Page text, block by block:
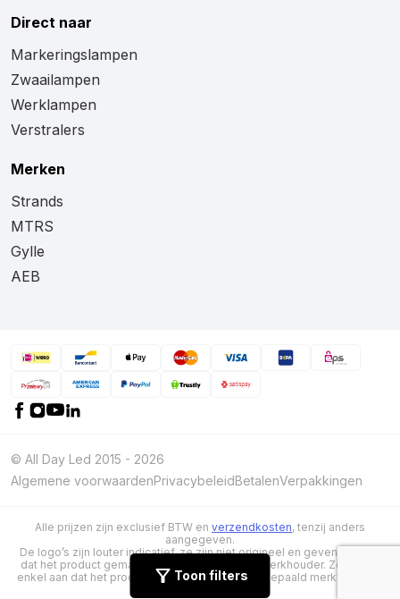
Toon filters
Direct naar
Markeringslampen
Zwaailampen
Werklampen
Verstralers
Merken
Strands
MTRS
Gylle
AEB
© All Day Led 2015 - 2026
Algemene voorwaardenPrivacybeleidBetalenVerpakkingen
Alle prijzen zijn exclusief BTW en verzendkosten, tenzij anders
aangegeven.
De logo’s zijn louter indicatief, ze zijn niet origineel en geven niet aan
dat het product gemaakt/ gekeurd is door de merkhouder. Ze geven
enkel aan dat het product geschikt is voor een bepaald merkvoertuig.